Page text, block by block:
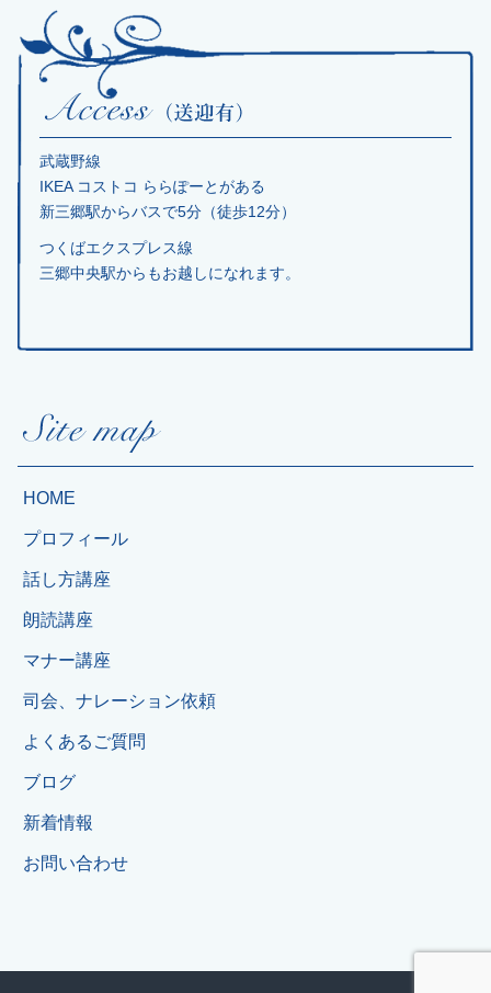
武蔵野線
IKEA コストコ ららぽーとがある
新三郷駅からバスで5分（徒歩12分）
つくばエクスプレス線
三郷中央駅からもお越しになれます。
HOME
プロフィール
話し方講座
朗読講座
マナー講座
司会、ナレーション依頼
よくあるご質問
ブログ
新着情報
お問い合わせ